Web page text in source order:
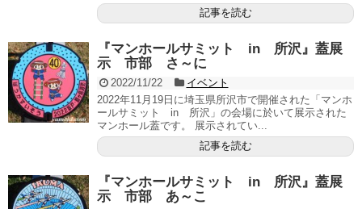
記事を読む
『マンホールサミット in 所沢』蓋展
示 市部 さ～に
2022/11/22
イベント
2022年11月19日に埼玉県所沢市で開催された「マンホ
ールサミット in 所沢」の会場に於いて展示された
マンホール蓋です。 展示されてい...
記事を読む
『マンホールサミット in 所沢』蓋展
示 市部 あ～こ